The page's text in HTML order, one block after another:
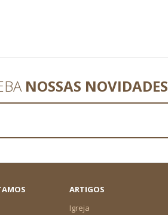
NOSSAS NOVIDADES
ARTIGOS
Igreja